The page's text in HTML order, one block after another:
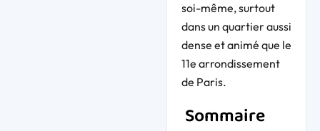
soi-même, surtout
dans un quartier aussi
dense et animé que le
11e arrondissement
de Paris.
Sommaire